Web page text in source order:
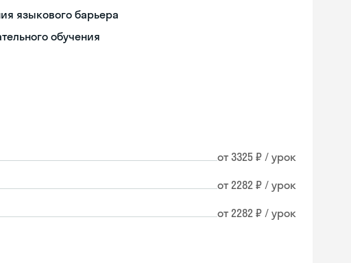
языкового барьера
обучения
от 3325 ₽ / урок
от 2282 ₽ / урок
от 2282 ₽ / урок